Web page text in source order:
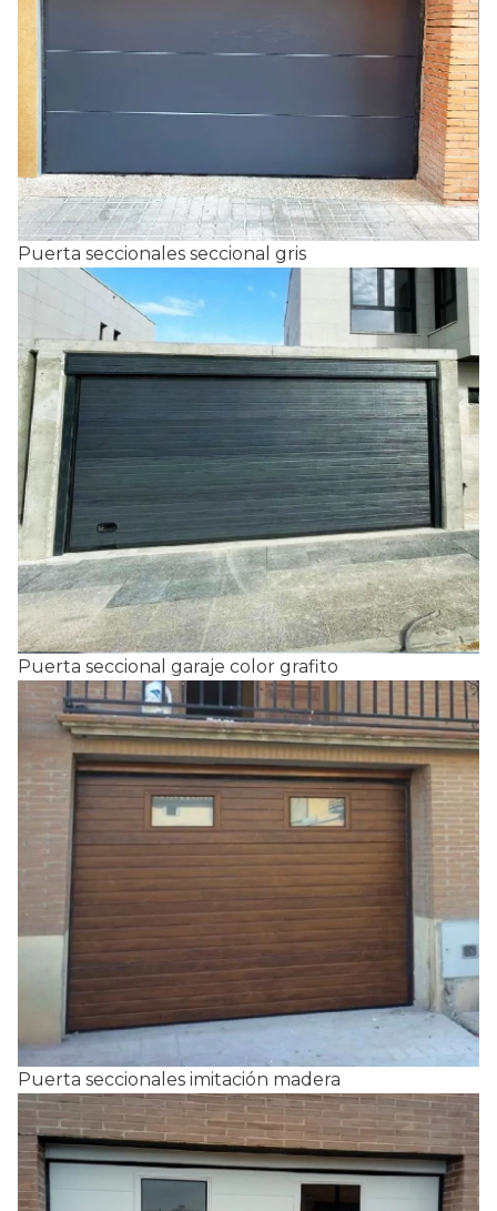
Puerta seccionales seccional gris
Puerta seccional garaje color grafito
Puerta seccionales imitación madera